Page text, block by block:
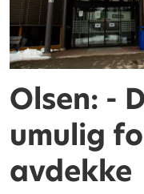
Olsen: -
umulig
avdekke